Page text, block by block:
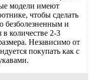
модели имеют
чтобы сделать
безболезненным и
количестве 2-3
Независимо от
покупать как с